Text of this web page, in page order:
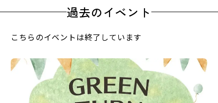
過去のイベント
こちらのイベントは終了しています